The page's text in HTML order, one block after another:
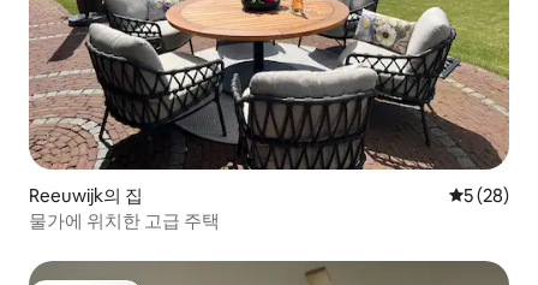
Reeuwijk의 집 평점 5점(5
5 (28)
물가에 위치한 고급 주택